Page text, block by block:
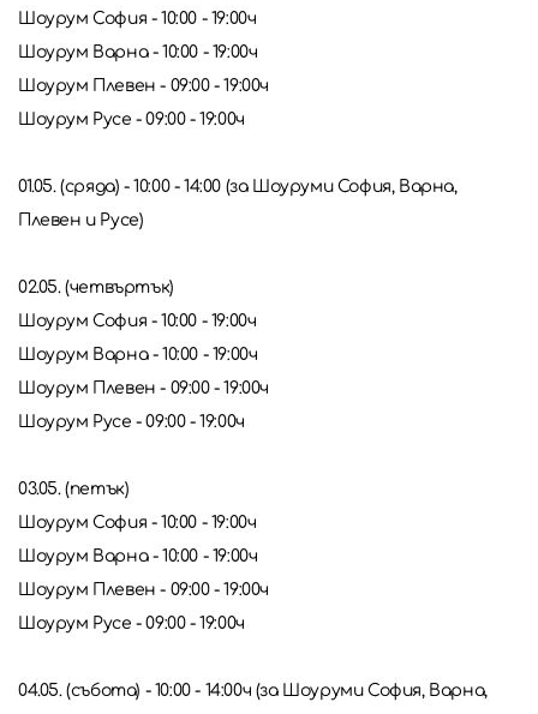
Шоурум София - 10:00 - 19:00ч
Шоурум Варна - 10:00 - 19:00ч
Шоурум Плевен - 09:00 - 19:00ч
Шоурум Русе - 09:00 - 19:00ч
01.05. (сряда) - 10:00 - 14:00 (за Шоуруми София, Варна,
Плевен и Русе)
02.05. (четвъртък)
Шоурум София - 10:00 - 19:00ч
Шоурум Варна - 10:00 - 19:00ч
Шоурум Плевен - 09:00 - 19:00ч
Шоурум Русе - 09:00 - 19:00ч
03.05. (петък)
Шоурум София - 10:00 - 19:00ч
Шоурум Варна - 10:00 - 19:00ч
Шоурум Плевен - 09:00 - 19:00ч
Шоурум Русе - 09:00 - 19:00ч
04.05. (събота) - 10:00 - 14:00ч (за Шоуруми София, Варна,